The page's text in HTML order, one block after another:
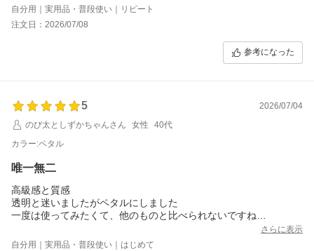
夏には特に気持ちの良いスーッとした感触で、唇も荒れません。
高級感のあるパッケージも良いです。
自分用｜実用品・普段使い｜リピート
注文日：2026/07/08
参考になった
5
2026/07/04
のび太としずかちゃんさん
女性
40代
カラー:ペタル
唯一無二
高級感と質感
透明と迷いましたがペタルにしました
一度は使ってみたくて、他のものと比べられないですね
欲しい、たぶん買うと思います
さらに表示
自分用｜実用品・普段使い｜はじめて